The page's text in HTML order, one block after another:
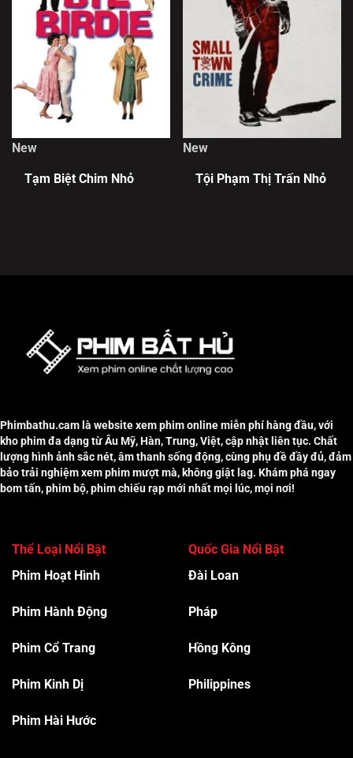
New
Tạm Biệt Chim Nhỏ
New
Tội Phạm Thị Trấn Nhỏ
Phimbathu.cam là website xem phim online miễn phí hàng đầu, với
kho phim đa dạng từ Âu Mỹ, Hàn, Trung, Việt, cập nhật liên tục. Chất
lượng hình ảnh sắc nét, âm thanh sống động, cùng phụ đề đầy đủ, đảm
bảo trải nghiệm xem phim mượt mà, không giật lag. Khám phá ngay
bom tấn, phim bộ, phim chiếu rạp mới nhất mọi lúc, mọi nơi!
Thể Loại Nổi Bật
Phim Hoạt Hình
Phim Hành Động
Phim Cổ Trang
Phim Kinh Dị
Phim Hài Hước
Quốc Gia Nổi Bật
Đài Loan
Pháp
Hồng Kông
Philippines